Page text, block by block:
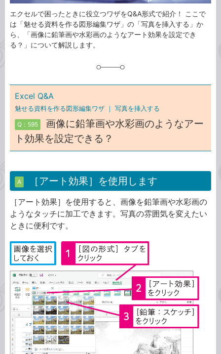
エクセルで困ったときに役立つワザをQ&A形式で紹介！ ここで
は「魅せる資料を作る図形編集ワザ」の「写真を挿入する」か
ら、「画像に鉛筆画や水彩画のようなアート効果を設定でき
る？」について解説します。
Excel Q&A
魅せる資料を作る図形編集ワザ ｜ 写真を挿入する
Q：595
画像に鉛筆画や水彩画のようなアー
ト効果を設定できる？
A ［アート効果］を使用します
［アート効果］を使用すると、画像を鉛筆画や水彩画の
ようなタッチに加工できます。写真の雰囲気を変えたい
ときに便利です。